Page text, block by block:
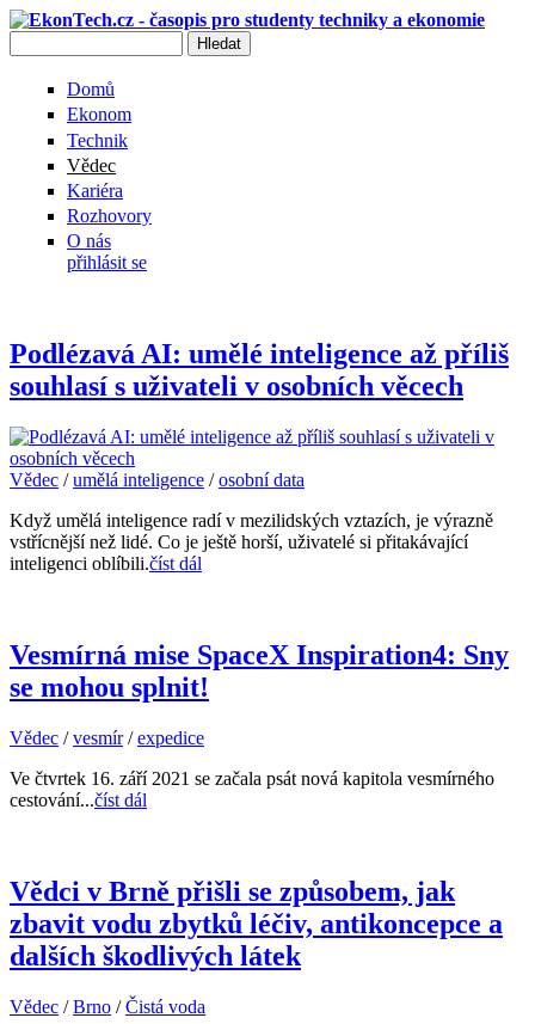
Přejít k hlavnímu obsahu
Domů
Ekonom
Technik
Vědec
Kariéra
Rozhovory
O nás
přihlásit se
Vědec
Podlézavá AI: umělé inteligence až příliš
souhlasí s uživateli v osobních věcech
Vědec /umělá inteligence /osobní data
Když umělá inteligence radí v mezilidských vztazích, je výrazně
vstřícnější než lidé. Co je ještě horší, uživatelé si přitakávající
inteligenci oblíbili.číst dál
Vesmírná mise SpaceX Inspiration4: Sny
se mohou splnit!
Vědec /vesmír/expedice
Ve čtvrtek 16. září 2021 se začala psát nová kapitola vesmírného
cestování...číst dál
Vědci v Brně přišli se způsobem, jak
zbavit vodu zbytků léčiv, antikoncepce a
dalších škodlivých látek
Vědec /Brno /Čistá voda